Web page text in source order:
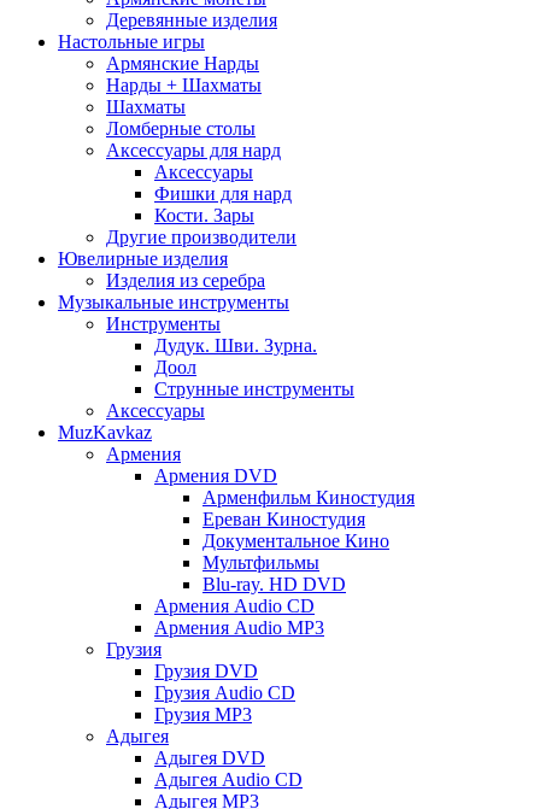
Деревянные изделия
Настольные игры
Армянские Нарды
Нарды + Шахматы
Шахматы
Ломберные столы
Аксессуары для нард
Аксессуары
Фишки для нард
Кости. Зары
Другие производители
Ювелирные изделия
Изделия из серебра
Музыкальные инструменты
Инструменты
Дудук. Шви. Зурна.
Доол
Струнные инструменты
Аксессуары
MuzKavkaz
Армения
Армения DVD
Арменфильм Киностудия
Ереван Киностудия
Документальное Кино
Мультфильмы
Blu-ray. HD DVD
Армения Audio CD
Армения Audio MP3
Грузия
Грузия DVD
Грузия Audio CD
Грузия MP3
Адыгея
Адыгея DVD
Адыгея Audio CD
Адыгея MP3